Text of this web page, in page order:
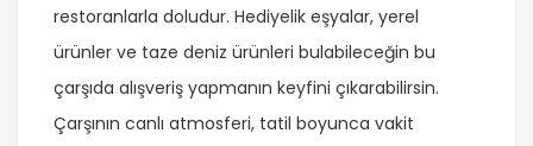
restoranlarla doludur. Hediyelik eşyalar, yerel
ürünler ve taze deniz ürünleri bulabileceğin bu
çarşıda alışveriş yapmanın keyfini çıkarabilirsin.
Çarşının canlı atmosferi, tatil boyunca vakit